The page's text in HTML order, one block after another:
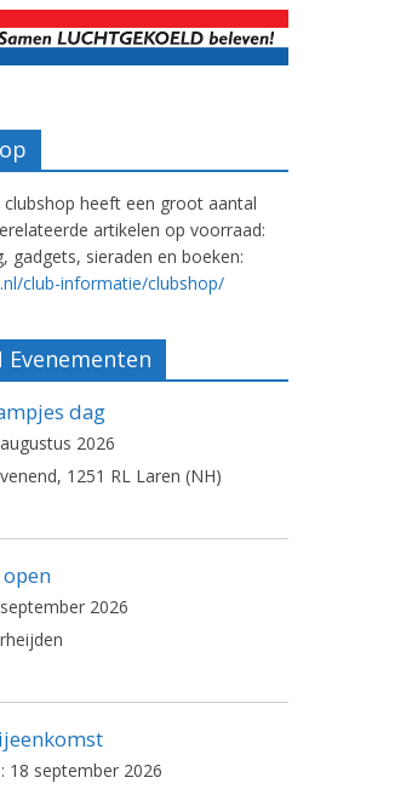
clubshop heeft een groot aantal
artikelen op voorraad:
gadgets, sieraden en boeken:
club-informatie/clubshop/
Evenementen
dag
2026
1251 RL Laren (NH)
2026
18 september 2026